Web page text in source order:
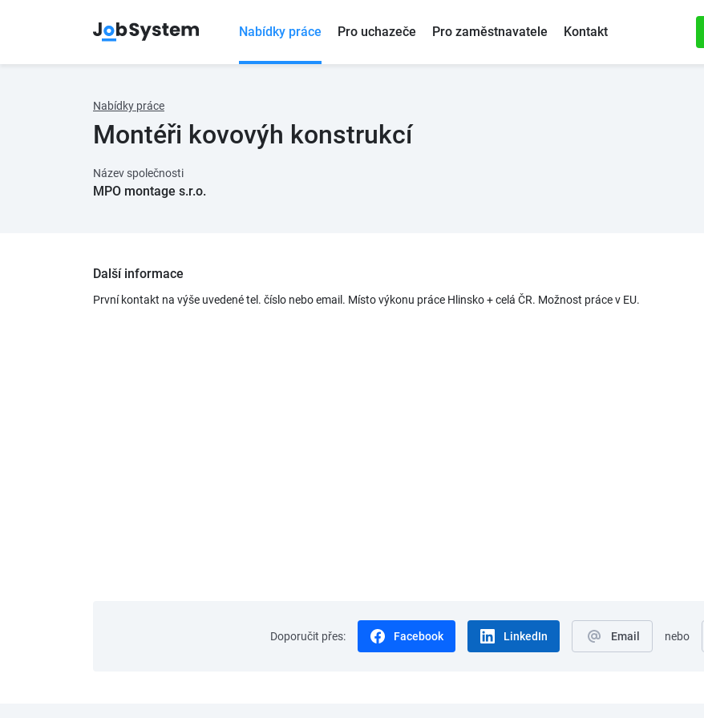
Nabídky práce Pro uchazeče Pro zaměstnavatele Kontakt
Nabídky práce
Montéři kovovýh konstrukcí
Název společnosti
MPO montage s.r.o.
Další informace
První kontakt na výše uvedené tel. číslo nebo email. Místo výkonu práce Hlinsko + celá ČR. Možnost práce v EU.
Doporučit přes: Facebook LinkedIn Email nebo